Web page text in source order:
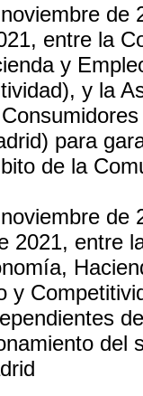
de
entre la
y
y la
para
de la
de
2021, entre
y
del